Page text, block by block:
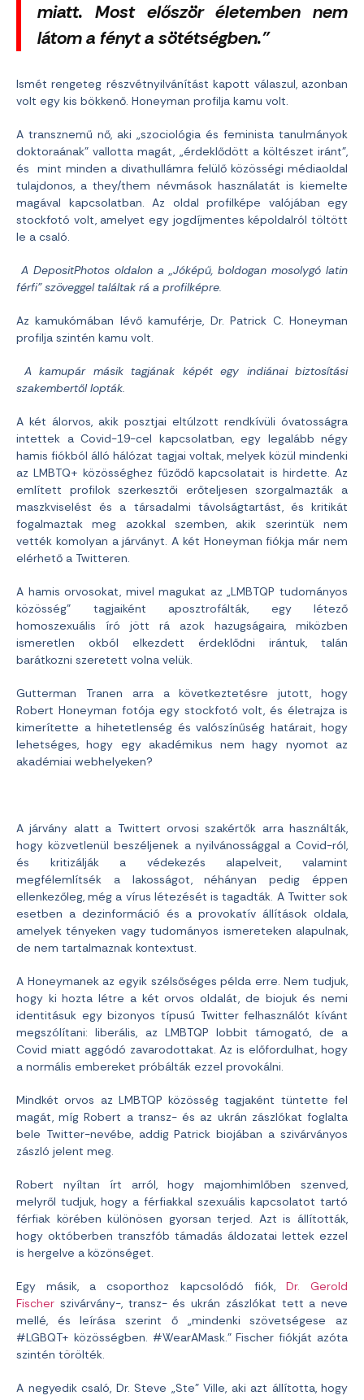
miatt. Most először életemben nem
látom a fényt a sötétségben.”
Ismét rengeteg részvétnyilvánítást kapott válaszul, azonban
volt egy kis bökkenő. Honeyman profilja kamu volt.
A transznemű nő, aki „szociológia és feminista tanulmányok
doktoraának” vallotta magát, „érdeklődött a költészet iránt”,
és mint minden a divathullámra felülő közösségi médiaoldal
tulajdonos, a they/them névmások használatát is kiemelte
magával kapcsolatban. Az oldal profilképe valójában egy
stockfotó volt, amelyet egy jogdíjmentes képoldalról töltött
le a csaló.
A DepositPhotos oldalon a „Jóképű, boldogan mosolygó latin
férfi” szöveggel találtak rá a profilképre.
Az kamukómában lévő kamuférje, Dr. Patrick C. Honeyman
profilja szintén kamu volt.
A kamupár másik tagjának képét egy indiánai biztosítási
szakembertől lopták.
A két álorvos, akik posztjai eltúlzott rendkívüli óvatosságra
intettek a Covid-19-cel kapcsolatban, egy legalább négy
hamis fiókból álló hálózat tagjai voltak, melyek közül mindenki
az LMBTQ+ közösséghez fűződő kapcsolatait is hirdette. Az
említett profilok szerkesztői erőteljesen szorgalmazták a
maszkviselést és a társadalmi távolságtartást, és kritikát
fogalmaztak meg azokkal szemben, akik szerintük nem
vették komolyan a járványt. A két Honeyman fiókja már nem
elérhető a Twitteren.
A hamis orvosokat, mivel magukat az „LMBTQP tudományos
közösség” tagjaiként aposztrofálták, egy létező
homoszexuális író jött rá azok hazugságaira, miközben
ismeretlen okból elkezdett érdeklődni irántuk, talán
barátkozni szeretett volna velük.
Gutterman Tranen arra a következtetésre jutott, hogy
Robert Honeyman fotója egy stockfotó volt, és életrajza is
kimerítette a hihetetlenség és valószínűség határait, hogy
lehetséges, hogy egy akadémikus nem hagy nyomot az
akadémiai webhelyeken?
A járvány alatt a Twittert orvosi szakértők arra használták,
hogy közvetlenül beszéljenek a nyilvánossággal a Covid-ról,
és kritizálják a védekezés alapelveit, valamint
megfélemlítsék a lakosságot, néhányan pedig éppen
ellenkezőleg, még a vírus létezését is tagadták. A Twitter sok
esetben a dezinformáció és a provokatív állítások oldala,
amelyek tényeken vagy tudományos ismereteken alapulnak,
de nem tartalmaznak kontextust.
A Honeymanek az egyik szélsőséges példa erre. Nem tudjuk,
hogy ki hozta létre a két orvos oldalát, de biojuk és nemi
identitásuk egy bizonyos típusú Twitter felhasználót kívánt
megszólítani: liberális, az LMBTQP lobbit támogató, de a
Covid miatt aggódó zavarodottakat. Az is előfordulhat, hogy
a normális embereket próbálták ezzel provokálni.
Mindkét orvos az LMBTQP közösség tagjaként tüntette fel
magát, míg Robert a transz- és az ukrán zászlókat foglalta
bele Twitter-nevébe, addig Patrick biojában a szivárványos
zászló jelent meg.
Robert nyíltan írt arról, hogy majomhimlőben szenved,
melyről tudjuk, hogy a férfiakkal szexuális kapcsolatot tartó
férfiak körében különösen gyorsan terjed. Azt is állították,
hogy októberben transzfób támadás áldozatai lettek ezzel
is hergelve a közönséget.
Egy másik, a csoporthoz kapcsolódó fiók, Dr. Gerold
Fischer szivárvány-, transz- és ukrán zászlókat tett a neve
mellé, és leírása szerint ő „mindenki szövetségese az
#LGBQT+ közösségben. #WearAMask.” Fischer fiókját azóta
szintén törölték.
A negyedik csaló, Dr. Steve „Ste” Ville, aki azt állította, hogy